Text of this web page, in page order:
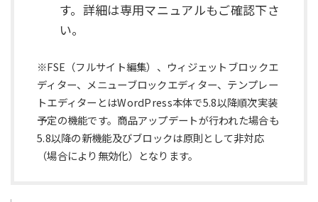
す。詳細は専用マニュアルもご確認下さ
い。
※FSE（フルサイト編集）、ウィジェットブロックエ
ディター、メニューブロックエディター、テンプレー
トエディターとはWordPress本体で5.8以降順次実装
予定の機能です。商品アップデートが行われた場合も
5.8以降の新機能及びブロックは原則として非対応
（場合により無効化）となります。